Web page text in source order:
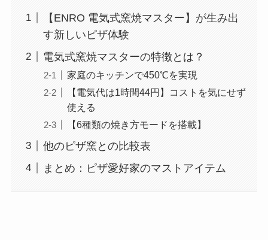
【ENRO 電気式窯焼マスター】が生み出
す新しいピザ体験
電気式窯焼マスターの特徴とは？
家庭のキッチンで450℃を実現
【電気代は1時間44円】コストを気にせず
使える
【6種類の焼き方モードを搭載】
他のピザ窯との比較表
まとめ：ピザ愛好家のマストアイテム